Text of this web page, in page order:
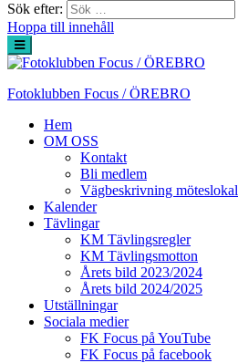
Sök efter:
Hoppa till innehåll
Fotoklubben Focus / ÖREBRO
Hem
OM OSS
Kontakt
Bli medlem
Vägbeskrivning möteslokal
Kalender
Tävlingar
KM Tävlingsregler
KM Tävlingsmotton
Årets bild 2023/2024
Årets bild 2024/2025
Utställningar
Sociala medier
FK Focus på YouTube
FK Focus på facebook